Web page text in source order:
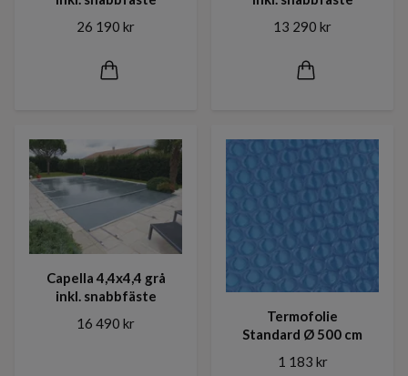
26 190 kr
13 290 kr
Capella 4,4x4,4 grå
inkl. snabbfäste
16 490 kr
Termofolie
Standard Ø 500 cm
1 183 kr